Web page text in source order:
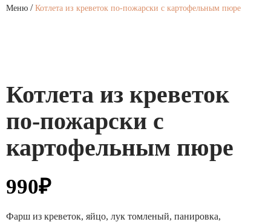
Меню / Котлета из креветок по-пожарски с картофельным пюре
Котлета из креветок
по-пожарски с
картофельным пюре
990₽
Фарш из креветок, яйцо, лук томленый, панировка,